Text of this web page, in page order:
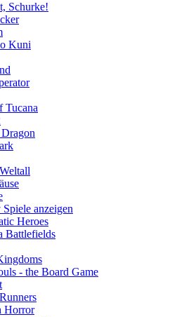
Schurke!
Kuni
Tucana
Spiele anzeigen
Heroes
Battlefields
- the Board Game
Horror